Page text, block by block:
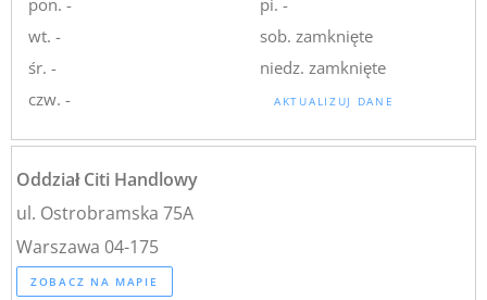
wt. -
śr. -
czw. -
sob. zamknięte
niedz. zamknięte
AKTUALIZUJ DANE
Oddział Citi Handlowy
ul. Ostrobramska 75A
Warszawa 04-175
ZOBACZ NA MAPIE